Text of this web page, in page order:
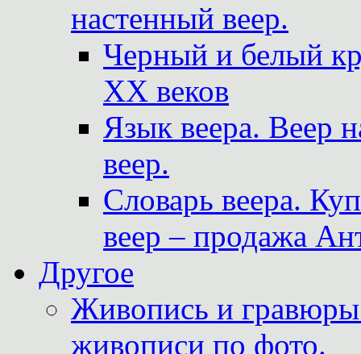
настенный веер.
Черный и белый
XX веков
Язык веера. Веер
веер.
Словарь веера.
веер – продажа
Другое
Живопись и
живописи по фото.